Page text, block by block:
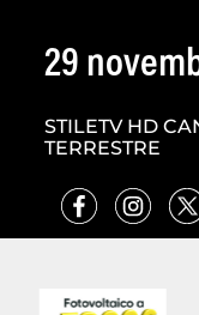
29
STILETV HD
TERRESTRE